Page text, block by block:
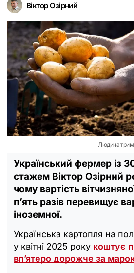
Віктор Озірний
Людина
Український фермер із
стажем Віктор Озірний
чому вартість
п’ять разів перевищує
іноземної.
Українська картопля на
у квітні 2025 року коштує
вп’ятеро дорожче за